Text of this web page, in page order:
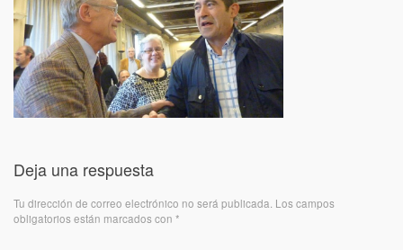
Deja una respuesta
Tu dirección de correo electrónico no será publicada. Los campos
obligatorios están marcados con *